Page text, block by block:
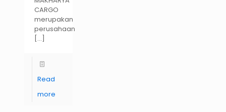
CARGO
merupakan
perusahaan
[…]
Read
more